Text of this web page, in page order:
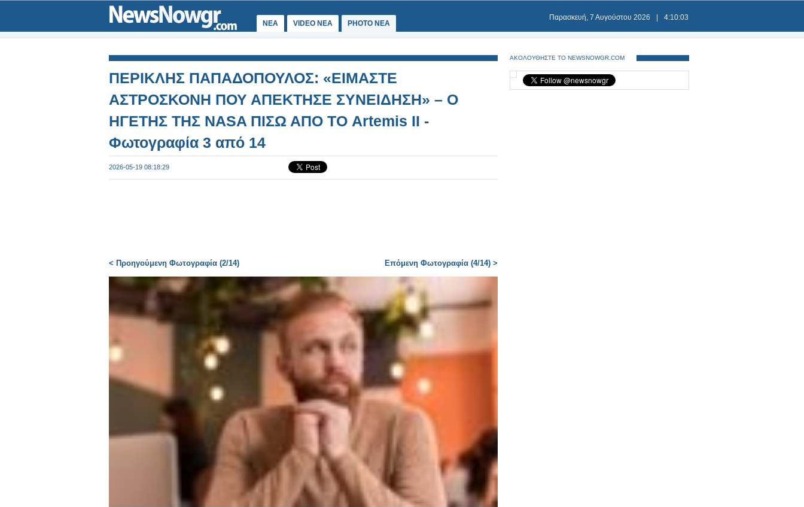
ΝΕΑ VIDEO NEA PHOTO NEA
Παρασκευή, 7 Αυγούστου 2026 4:10:04
ΠΕΡΙΚΛΗΣ ΠΑΠΑΔΟΠΟΥΛΟΣ: «ΕΙΜΑΣΤΕ
ΑΣΤΡΟΣΚΟΝΗ ΠΟΥ ΑΠΕΚΤΗΣΕ ΣΥΝΕΙΔΗΣΗ» – Ο
ΗΓΕΤΗΣ ΤΗΣ NASA ΠΙΣΩ ΑΠΟ ΤΟ Artemis II -
Φωτογραφία 3 από 14
2026-05-19 08:18:29
< Προηγούμενη Φωτογραφία (2/14) Επόμενη Φωτογραφία (4/14) >
ΑΚΟΛΟΥΘΗΣΤΕ ΤΟ NEWSNOWGR.COM